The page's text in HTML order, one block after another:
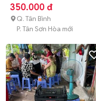
350.000 đ
Q. Tân Bình
P. Tân Sơn Hòa mới